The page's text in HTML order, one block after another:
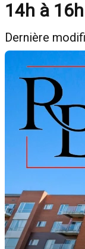
14h à 16h
Dernière